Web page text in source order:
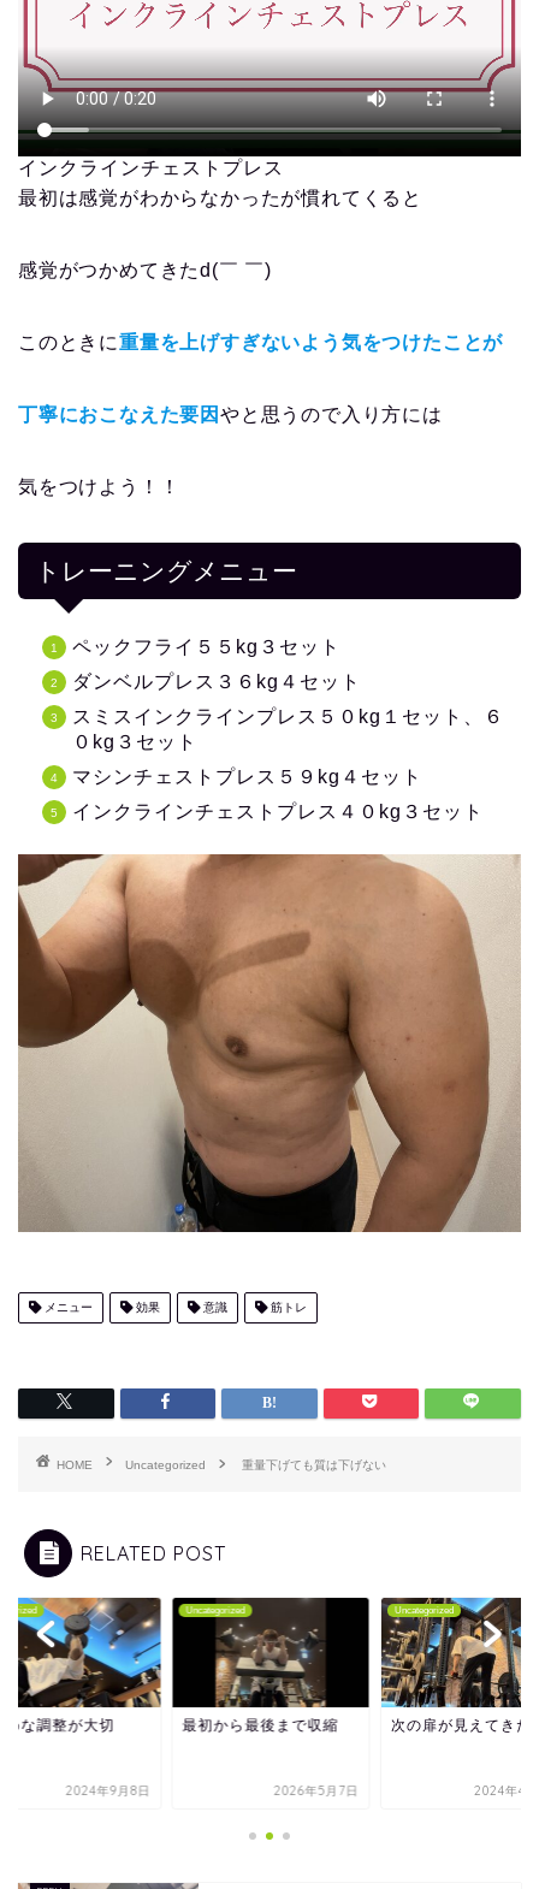
インクラインチェストプレス
最初は感覚がわからなかったが慣れてくると
感覚がつかめてきたd(￣ ￣)
このときに重量を上げすぎないよう気をつけたことが
丁寧におこなえた要因 やと思うので入り方には
気をつけよう！！
トレーニングメニュー
ペックフライ５５kg３セット
ダンベルプレス３６kg４セット
スミスインクラインプレス５０kg１セット、６
０kg３セット
マシンチェストプレス５９kg４セット
インクラインチェストプレス４０kg３セット
メニュー 効果 意識 筋トレ
HOME Uncategorized 重量下げても質は下げない
RELATED POST
めな調整が大切
2024年9月8日
Uncategorized
最初から最後まで収縮
2026年5月7日
Uncategorized
次の扉が見えてきた
2024年4